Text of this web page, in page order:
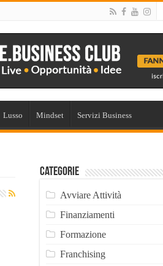
Lusso Mindset Servizi Business
Categorie
Avviare Attività
Finanziamenti
Formazione
Franchising